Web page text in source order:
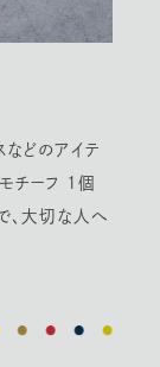
などのアイテ
チーフ 1個
、大切な人へ